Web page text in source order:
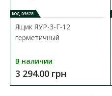
КОД: 03628
Ящик ЯУР-3-Г-12
герметичный
В наличии
3 294.00 грн